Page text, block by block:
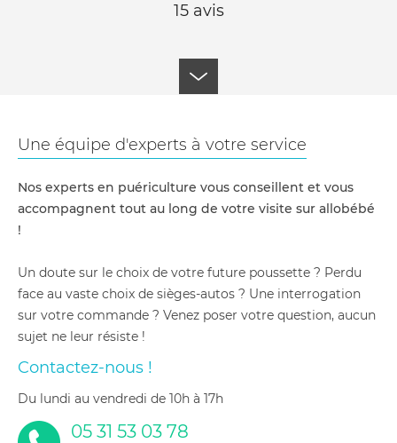
15 avis
Une équipe d'experts à votre service
Nos experts en puériculture vous conseillent et vous
accompagnent tout au long de votre visite sur allobébé
!
Un doute sur le choix de votre future poussette ? Perdu
face au vaste choix de sièges-autos ? Une interrogation
sur votre commande ? Venez poser votre question, aucun
sujet ne leur résiste !
Contactez-nous !
du lundi au vendredi de 10h à 17h
05 31 53 03 78